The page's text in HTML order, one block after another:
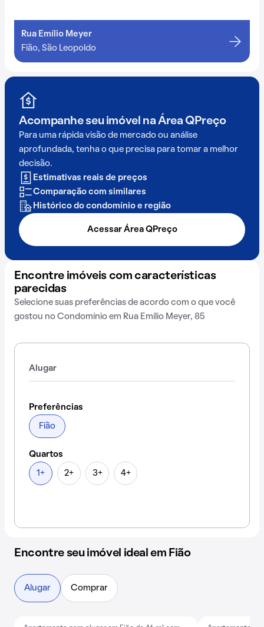
Rua Emílio Meyer
Fião, São Leopoldo
Acompanhe seu imóvel na Área QPreço
Para uma rápida visão de mercado ou análise
aprofundada, tenha o que precisa para tomar a melhor
decisão.
Estimativas reais de preços
Comparação com similares
Histórico do condomínio e região
Acessar Área QPreço
Encontre imóveis com características
parecidas
Selecione suas preferências de acordo com o que você
gostou no Condomínio em Rua Emílio Meyer, 85
Alugar
Preferências
Fião
Quartos
1+ 2+ 3+ 4+
Encontre seu imóvel ideal em Fião
Alugar Comprar